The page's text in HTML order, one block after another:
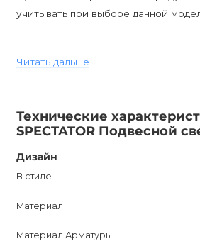
учитывать при выборе данной
IP20, что позволяет его
светильника.
Стиль светильника можно
современный и модный – идеальный
этот светильник готовым к
Читать дальше
Технические
SPECTATOR Подвесной
Дизайн
В стиле
Материал
Материал Арматуры